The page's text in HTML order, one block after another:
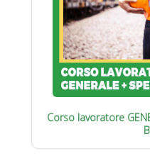
Corso lavoratore